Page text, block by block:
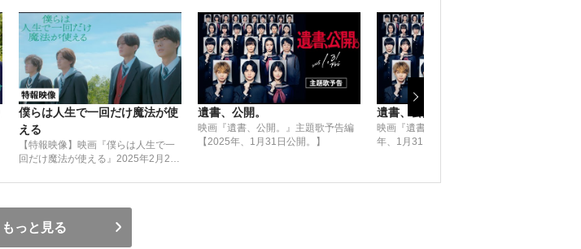
僕らは人生で一回だけ魔法が使
える
【特報映像】映画『僕らは人生で一
回だけ魔法が使える』2025年2月21
遺書、公開。
映画『遺書、公開。』主題歌予告編
【2025年、1月31日公開。】
遺書、公開。
映画『遺書、公開。』予告編【2025
年、1月31日公開。】
もっと見る